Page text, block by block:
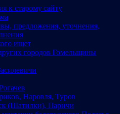
к старому сайту
предложения, уточнения,
ищет
городов Гомельщины
Наровля, Туров
(Шатилки), Паричи